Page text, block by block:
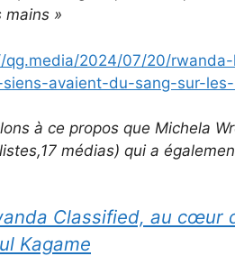
mains »
qg.media/2024/07/20/
avaient-du-sang-sur-
à ce propos que Michela
médias) qui a
Classified, au cœur
Kagame